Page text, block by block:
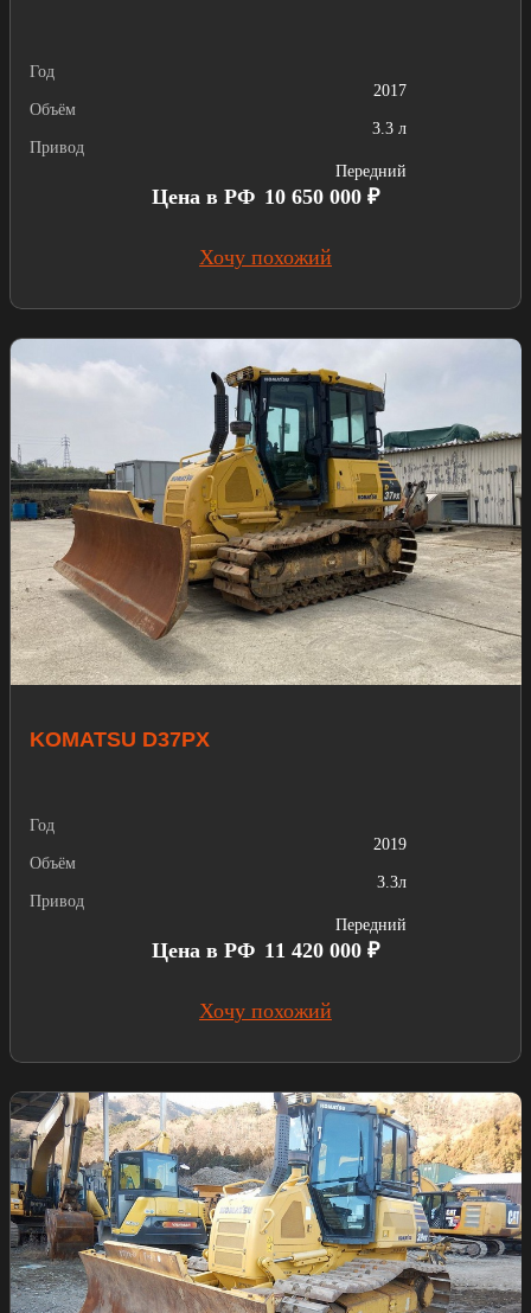
Год
2017
Объём
3.3 л
Привод
Передний
Цена в РФ 10 650 000 ₽
Хочу похожий
KOMATSU D37PX
Год
2019
Объём
3.3л
Привод
Передний
Цена в РФ 11 420 000 ₽
Хочу похожий